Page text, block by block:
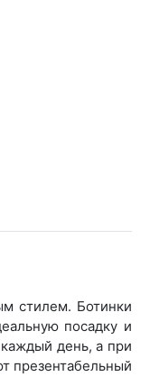
стилем. Ботинки
посадку и
день, а при
презентабельный